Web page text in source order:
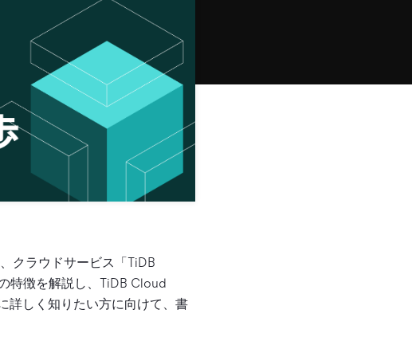
クラウドサービス「TiDB
特徴を解説し、TiDB Cloud
詳しく知りたい方に向けて、書